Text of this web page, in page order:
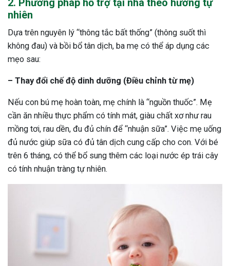
2. Phương pháp hỗ trợ tại nhà theo hướng tự
nhiên
Dựa trên nguyên lý “thông tắc bất thống” (thông suốt thì
không đau) và bồi bổ tân dịch, ba mẹ có thể áp dụng các
mẹo sau:
– Thay đổi chế độ dinh dưỡng (Điều chỉnh từ mẹ)
Nếu con bú mẹ hoàn toàn, mẹ chính là “nguồn thuốc”. Mẹ
cần ăn nhiều thực phẩm có tính mát, giàu chất xơ như rau
mồng tơi, rau dền, đu đủ chín để “nhuận sữa”. Việc mẹ uống
đủ nước giúp sữa có đủ tân dịch cung cấp cho con. Với bé
trên 6 tháng, có thể bổ sung thêm các loại nước ép trái cây
có tính nhuận tràng tự nhiên.